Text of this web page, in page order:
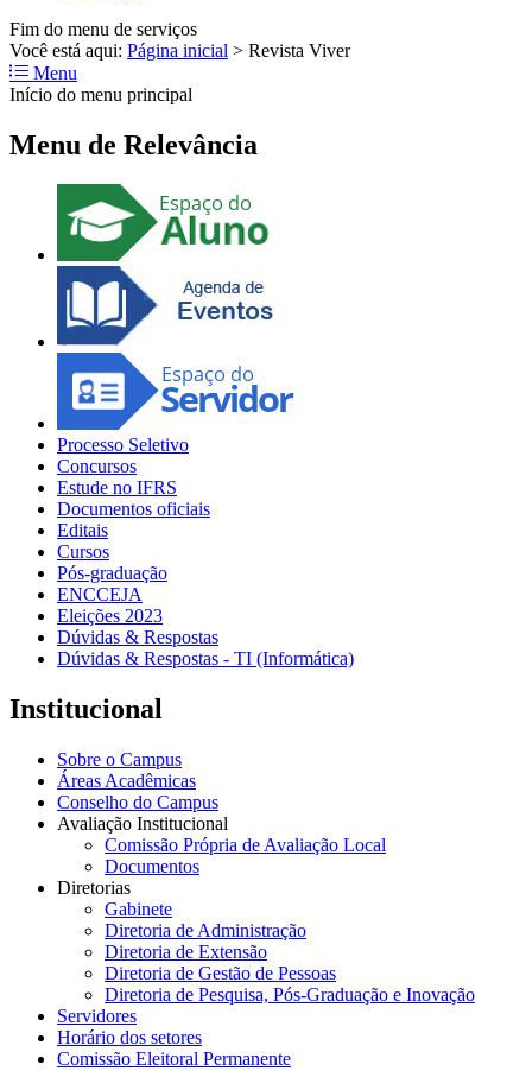
Fim do menu de serviços
Você está aqui: Página inicial > Revista Viver
Menu
Início do menu principal
Menu de Relevância
Processo Seletivo
Concursos
Estude no IFRS
Documentos oficiais
Editais
Cursos
Pós-graduação
ENCCEJA
Eleições 2023
Dúvidas & Respostas
Dúvidas & Respostas - TI (Informática)
Institucional
Sobre o Campus
Áreas Acadêmicas
Conselho do Campus
Avaliação Institucional
Comissão Própria de Avaliação Local
Documentos
Diretorias
Gabinete
Diretoria de Administração
Diretoria de Extensão
Diretoria de Gestão de Pessoas
Diretoria de Pesquisa, Pós-Graduação e Inovação
Servidores
Horário dos setores
Comissão Eleitoral Permanente